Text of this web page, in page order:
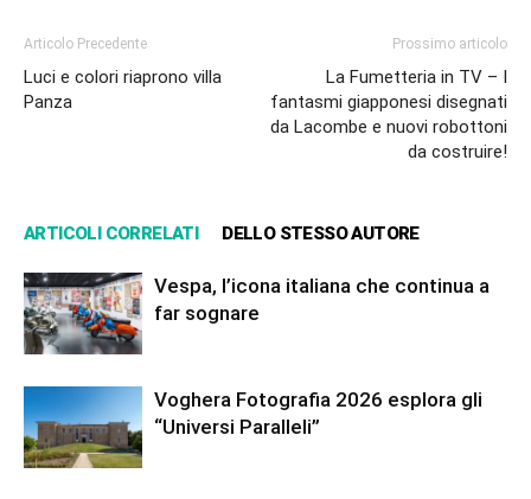
Articolo Precedente
Luci e colori riaprono villa
Panza
Prossimo articolo
La Fumetteria in TV – I
fantasmi giapponesi disegnati
da Lacombe e nuovi robottoni
da costruire!
ARTICOLI CORRELATI DELLO STESSO AUTORE
Vespa, l’icona italiana che continua a
far sognare
Voghera Fotografia 2026 esplora gli
“Universi Paralleli”